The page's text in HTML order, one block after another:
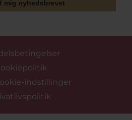
mig nyhedsbrevet
indstillinger